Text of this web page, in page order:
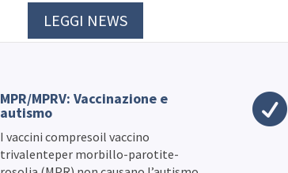
LEGGI NEWS
MPR/MPRV: Vaccinazione e
autismo
I vaccini compresoil vaccino
trivalenteper morbillo-parotite-
